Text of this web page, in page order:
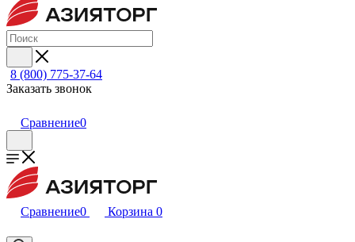
8 (800) 775-37-64
Заказать звонок
Сравнение0
Сравнение0 Корзина 0